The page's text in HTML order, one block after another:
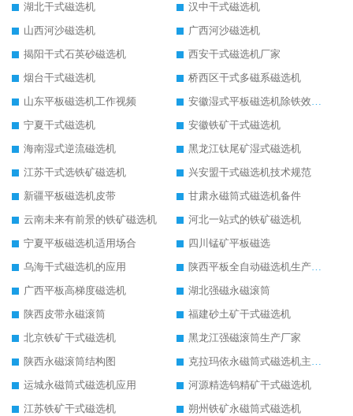
湖北干式磁选机
汉中干式磁选机
山西河沙磁选机
广西河沙磁选机
揭阳干式石英砂磁选机
西安干式磁选机厂家
烟台干式磁选机
桥西区干式多磁系磁选机
山东平板磁选机工作视频
安徽湿式平板磁选机除铁效果怎么样
宁夏干式磁选机
安徽铁矿干式磁选机
海南湿式逆流磁选机
黑龙江钛尾矿湿式磁选机
江苏干式选铁矿磁选机
兴安盟干式磁选机技术规范
新疆平板磁选机皮带
甘肃永磁筒式磁选机备件
云南未来有前景的铁矿磁选机
河北一站式的铁矿磁选机
宁夏平板磁选机适用场合
四川锰矿平板磁选
乌海干式磁选机的应用
陕西平板全自动磁选机生产厂家
广西平板高梯度磁选机
湖北强磁永磁滚筒
陕西皮带永磁滚筒
福建砂土矿干式磁选机
北京铁矿干式磁选机
黑龙江强磁滚筒生产厂家
陕西永磁滚筒结构图
克拉玛依永磁筒式磁选机主要技术参数
运城永磁筒式磁选机应用
河源精选钨精矿干式磁选机
江苏铁矿干式磁选机
朔州铁矿永磁筒式磁选机